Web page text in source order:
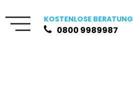
KOSTENLOSE BERATUNG
0800 9989987